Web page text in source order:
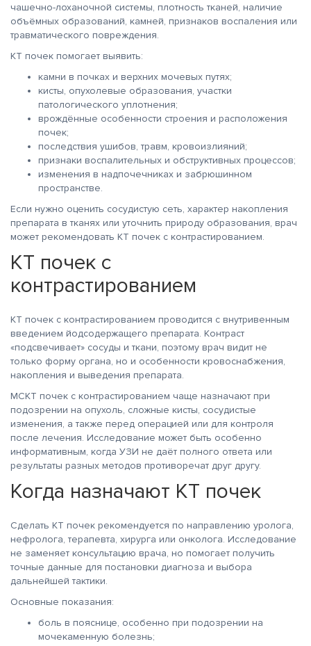
чашечно-лоханочной системы, плотность тканей, наличие
объёмных образований, камней, признаков воспаления или
травматического повреждения.
КТ почек помогает выявить:
камни в почках и верхних мочевых путях;
кисты, опухолевые образования, участки
патологического уплотнения;
врождённые особенности строения и расположения
почек;
последствия ушибов, травм, кровоизлияний;
признаки воспалительных и обструктивных процессов;
изменения в надпочечниках и забрюшинном
пространстве.
Если нужно оценить сосудистую сеть, характер накопления
препарата в тканях или уточнить природу образования, врач
может рекомендовать КТ почек с контрастированием.
КТ почек с
контрастированием
КТ почек с контрастированием проводится с внутривенным
введением йодсодержащего препарата. Контраст
«подсвечивает» сосуды и ткани, поэтому врач видит не
только форму органа, но и особенности кровоснабжения,
накопления и выведения препарата.
МСКТ почек с контрастированием чаще назначают при
подозрении на опухоль, сложные кисты, сосудистые
изменения, а также перед операцией или для контроля
после лечения. Исследование может быть особенно
информативным, когда УЗИ не даёт полного ответа или
результаты разных методов противоречат друг другу.
Когда назначают КТ почек
Сделать КТ почек рекомендуется по направлению уролога,
нефролога, терапевта, хирурга или онколога. Исследование
не заменяет консультацию врача, но помогает получить
точные данные для постановки диагноза и выбора
дальнейшей тактики.
Основные показания:
боль в пояснице, особенно при подозрении на
мочекаменную болезнь;